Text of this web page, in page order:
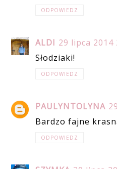
ODPOWIEDZ
ALDI 29 lipca 2014
Słodziaki!
ODPOWIEDZ
PAULYNTOLYNA
Bardzo fajne
ODPOWIEDZ